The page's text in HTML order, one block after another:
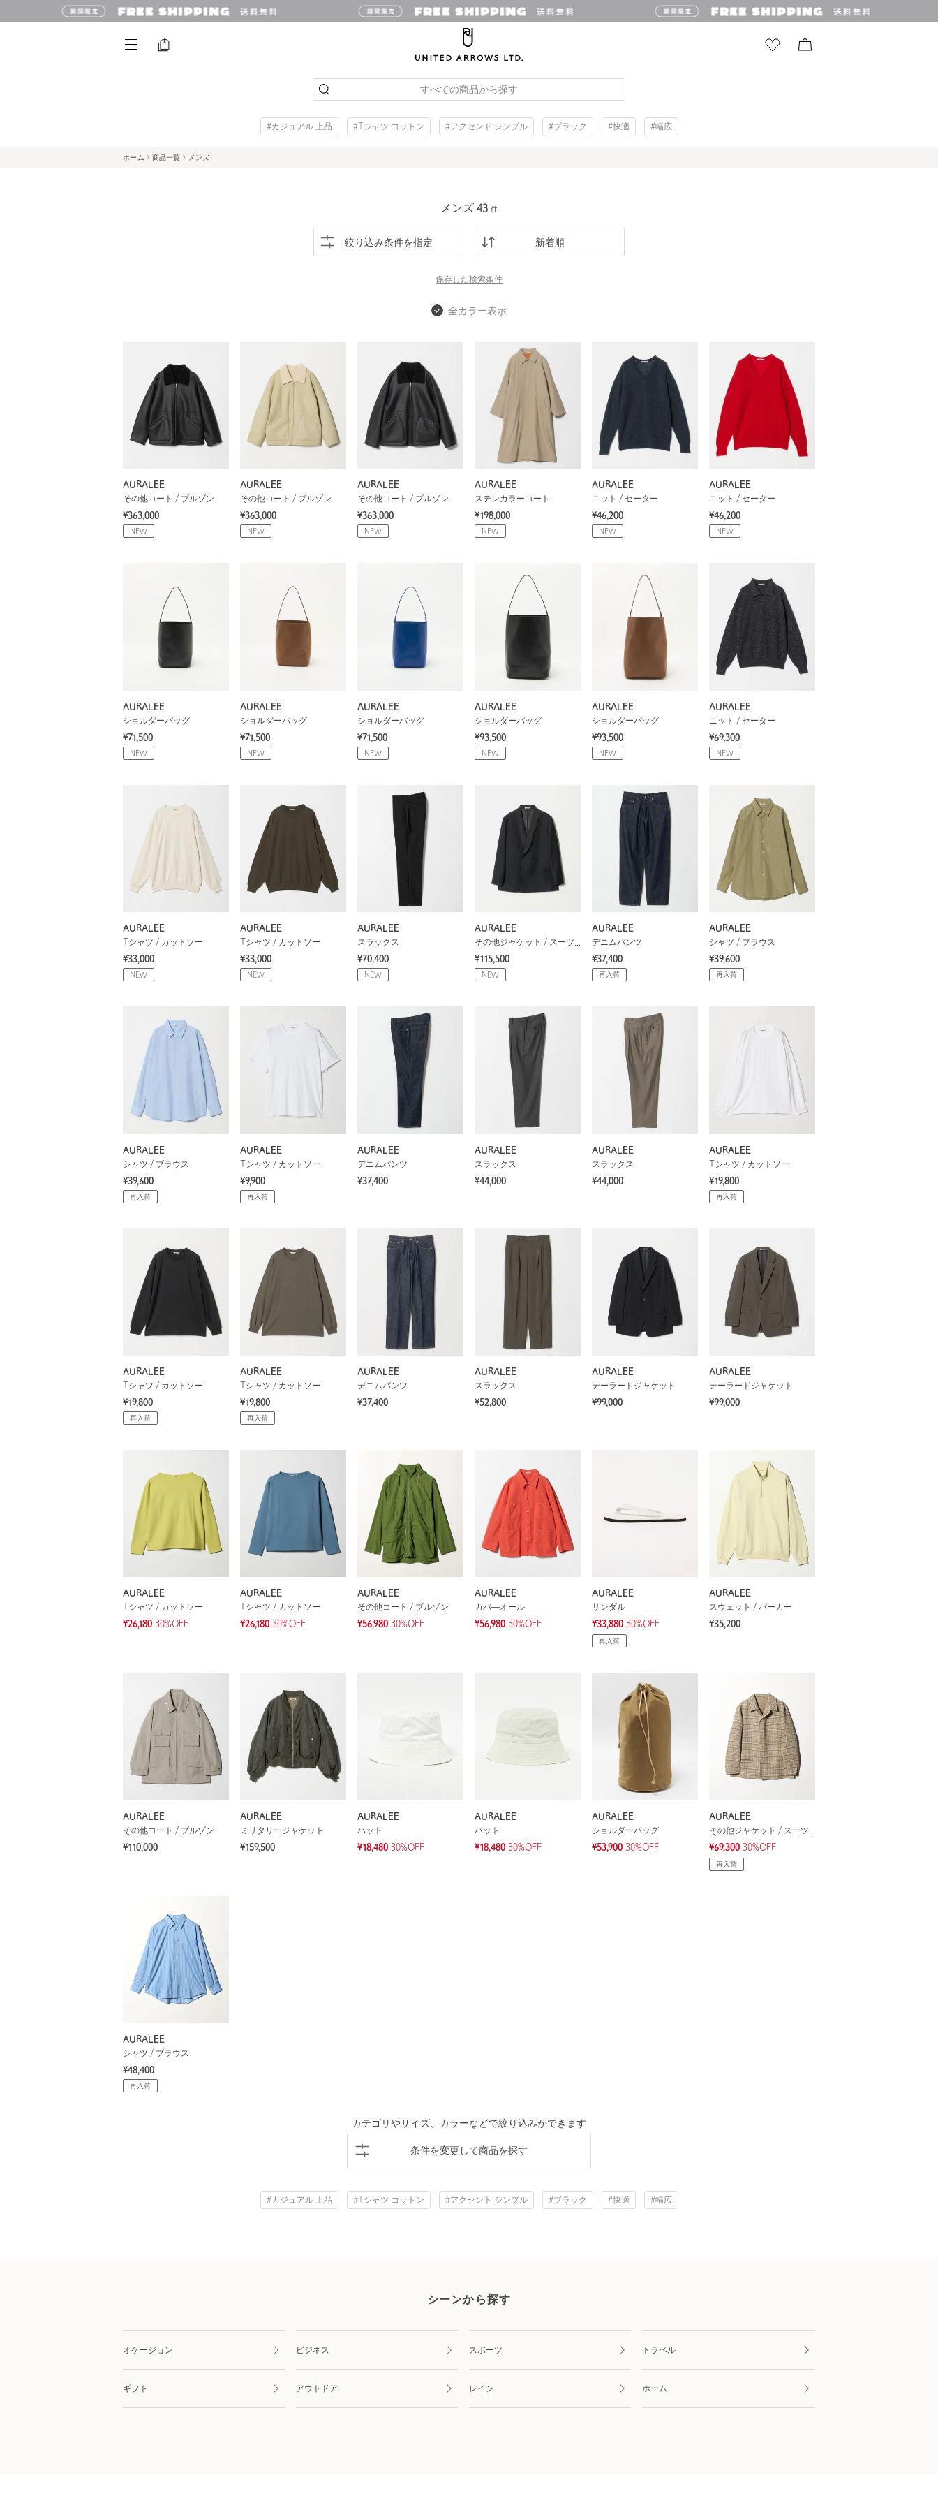
すべての商品から探す
#カジュアル 上品 #Tシャツ コットン #アクセント シンプル #ブラック #快適 #幅広
ホーム 商品一覧 メンズ
メンズ 43 件
絞り込み条件を指定 新着順
保存した検索条件
全カラー表示
AURALEE
その他コート / ブルゾン
¥363,000
NEW
AURALEE
その他コート / ブルゾン
¥363,000
NEW
AURALEE
その他コート / ブルゾン
¥363,000
NEW
AURALEE
ステンカラーコート
¥198,000
NEW
AURALEE
ニット / セーター
¥46,200
NEW
AURALEE
ニット / セーター
¥46,200
NEW
AURALEE
ショルダーバッグ
¥71,500
NEW
AURALEE
ショルダーバッグ
¥71,500
NEW
AURALEE
ショルダーバッグ
¥71,500
NEW
AURALEE
ショルダーバッグ
¥93,500
NEW
AURALEE
ショルダーバッグ
¥93,500
NEW
AURALEE
ニット / セーター
¥69,300
NEW
AURALEE
Tシャツ / カットソー
¥33,000
NEW
AURALEE
Tシャツ / カットソー
¥33,000
NEW
AURALEE
スラックス
¥70,400
NEW
AURALEE
その他ジャケット / スーツ / セットアップ
¥115,500
NEW
AURALEE
デニムパンツ
¥37,400
再入荷
AURALEE
シャツ / ブラウス
¥39,600
再入荷
AURALEE
シャツ / ブラウス
¥39,600
再入荷
AURALEE
Tシャツ / カットソー
¥9,900
再入荷
AURALEE
デニムパンツ
¥37,400
AURALEE
スラックス
¥44,000
AURALEE
スラックス
¥44,000
AURALEE
Tシャツ / カットソー
¥19,800
再入荷
AURALEE
Tシャツ / カットソー
¥19,800
再入荷
AURALEE
Tシャツ / カットソー
¥19,800
再入荷
AURALEE
デニムパンツ
¥37,400
AURALEE
スラックス
¥52,800
AURALEE
テーラードジャケット
¥99,000
AURALEE
テーラードジャケット
¥99,000
AURALEE
Tシャツ / カットソー
¥26,180 30%OFF
AURALEE
Tシャツ / カットソー
¥26,180 30%OFF
AURALEE
その他コート / ブルゾン
¥56,980 30%OFF
AURALEE
カバ―オール
¥56,980 30%OFF
AURALEE
サンダル
¥33,880 30%OFF
再入荷
AURALEE
スウェット / パーカー
¥35,200
AURALEE
その他コート / ブルゾン
¥110,000
AURALEE
ミリタリージャケット
¥159,500
AURALEE
ハット
¥18,480 30%OFF
AURALEE
ハット
¥18,480 30%OFF
AURALEE
ショルダーバッグ
¥53,900 30%OFF
AURALEE
その他ジャケット / スーツ / セットアップ
¥69,300 30%OFF
再入荷
AURALEE
シャツ / ブラウス
¥48,400
再入荷
カテゴリやサイズ、カラーなどで絞り込みができます
条件を変更して商品を探す
#カジュアル 上品 #Tシャツ コットン #アクセント シンプル #ブラック #快適 #幅広
シーンから探す
オケージョン ビジネス スポーツ トラベル
ギフト アウトドア レイン ホーム